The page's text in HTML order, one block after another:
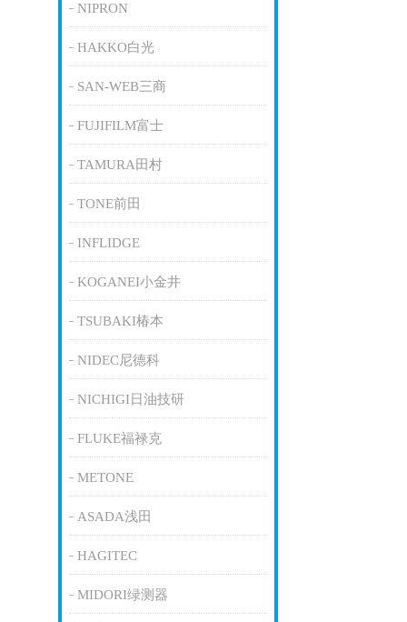
NIPRON
HAKKO白光
SAN-WEB三商
FUJIFILM富士
TAMURA田村
TONE前田
INFLIDGE
KOGANEI小金井
TSUBAKI椿本
NIDEC尼德科
NICHIGI日油技研
FLUKE福禄克
METONE
ASADA浅田
HAGITEC
MIDORI绿测器